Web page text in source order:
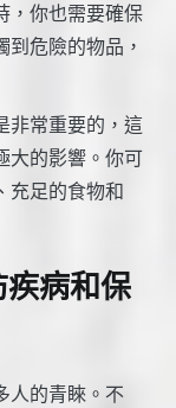
，你也需要確保
危險的物品，
非常重要的，這
大的影響。你可
充足的食物和
病和保
人的青睞。不